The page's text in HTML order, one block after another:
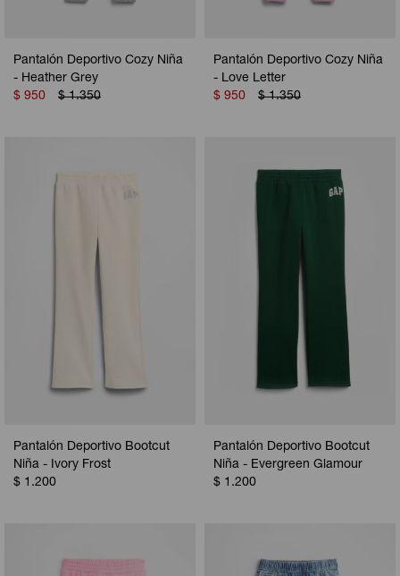
Pantalón Deportivo Cozy Niña
- Heather Grey
$ 950 $ 1.350
Pantalón Deportivo Cozy Niña
- Love Letter
$ 950 $ 1.350
Pantalón Deportivo Bootcut
Niña - Ivory Frost
$ 1.200
Pantalón Deportivo Bootcut
Niña - Evergreen Glamour
$ 1.200